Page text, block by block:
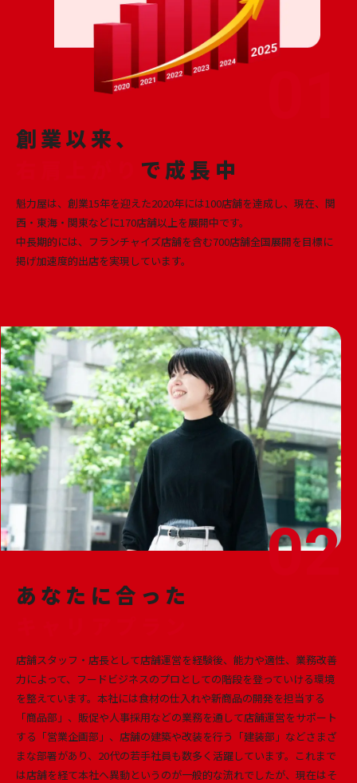
創業以来、
で成長中
魁力屋は、創業15年を迎えた2020年には100店舗を達成し、 現在、関
西・東海・関東などに170店舗以上を展開中です。
中長期的には、フランチャイズ店舗を含む700店舗全国展開を目標に
掲げ加速度的出店を実現しています。
あなたに合った
店舗スタッフ・店長として店舗運営を経験後、能力や適性、業務改善
力によって、フードビジネスのプロとしての階段を登っていける環境
を整えています。本社には食材の仕入れや新商品の開発を担当する
「商品部」、販促や人事採用などの業務を通して店舗運営をサポート
する「営業企画部」、店舗の建築や改装を行う「建装部」などさまざ
まな部署があり、20代の若手社員も数多く活躍しています。これまで
は店舗を経て本社へ異動というのが一般的な流れでしたが、現在はそ